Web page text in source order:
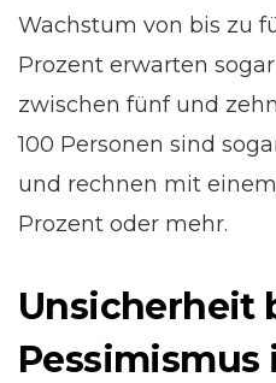
Wachstum von bis zu
Prozent erwarten
zwischen fünf und
100 Personen sind
und rechnen mit
Prozent oder mehr.
Unsicherheit
Pessimismus